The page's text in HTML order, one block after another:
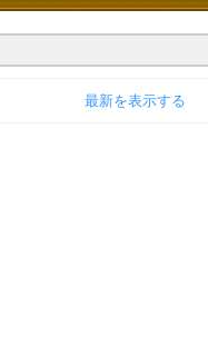
最新を表示する